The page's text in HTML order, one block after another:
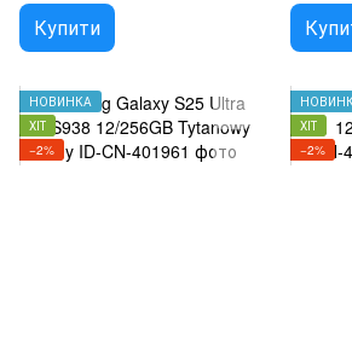
Купити
НОВИНКА
ХІТ
−2%
ХІТ
−2%